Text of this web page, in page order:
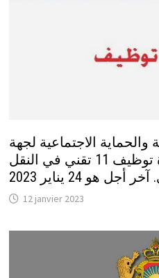
والحماية الاجتماعية لجهة
مراكش – آسفي: مباراة توظيف 11 تقني في النقل
هو 24 يناير 2023
12 janvier 2023